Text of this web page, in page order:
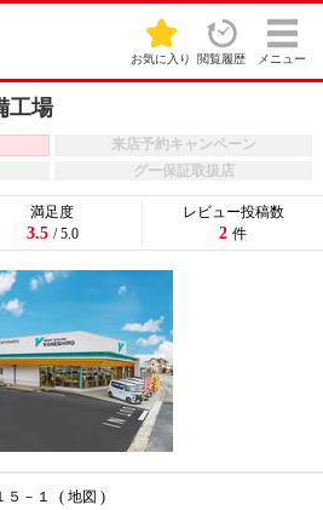
お気に入り 閲覧履歴 メニュー
工場
来店予約キャンペーン
グー保証取扱店
５－１ 地図
満足度
3.5 / 5.0
レビュー投稿数
2 件